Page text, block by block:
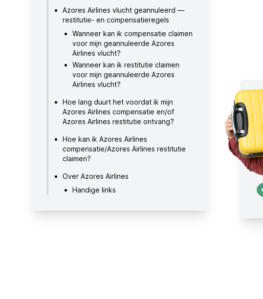
Azores Airlines vlucht geannuleerd —
restitutie- en compensatieregels
Wanneer kan ik compensatie claimen
voor mijn geannuleerde Azores
Airlines vlucht?
Wanneer kan ik restitutie claimen
voor mijn geannuleerde Azores
Airlines vlucht?
Hoe lang duurt het voordat ik mijn
Azores Airlines compensatie en/of
Azores Airlines restitutie ontvang?
Hoe kan ik Azores Airlines
compensatie/Azores Airlines restitutie
claimen?
Over Azores Airlines
Handige links